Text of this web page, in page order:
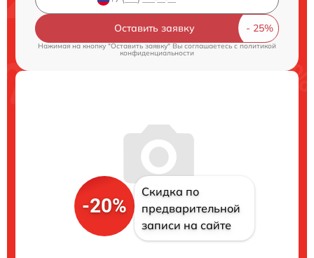
Оставить заявку
Нажимая на кнопку "Оставить заявку" Вы соглашаетесь cполитикой
конфиденциальности
-20%
Скидка по
предварительной
записи на сайте